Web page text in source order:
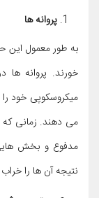
پروانه ها
به طور معمول این
خورند. پروانه
میکروسکوپی خود
می دهند. زمانی که
مدفوع و بخش
نتیجه آن ها را